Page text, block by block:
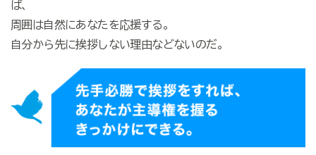
ば、
周囲は自然にあなたを応援する。
自分から先に挨拶しない理由などないのだ。